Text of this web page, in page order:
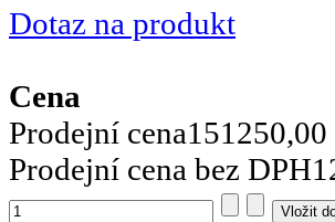
Dotaz na produkt
Cena
Prodejní cena
Prodejní cena bez DPH